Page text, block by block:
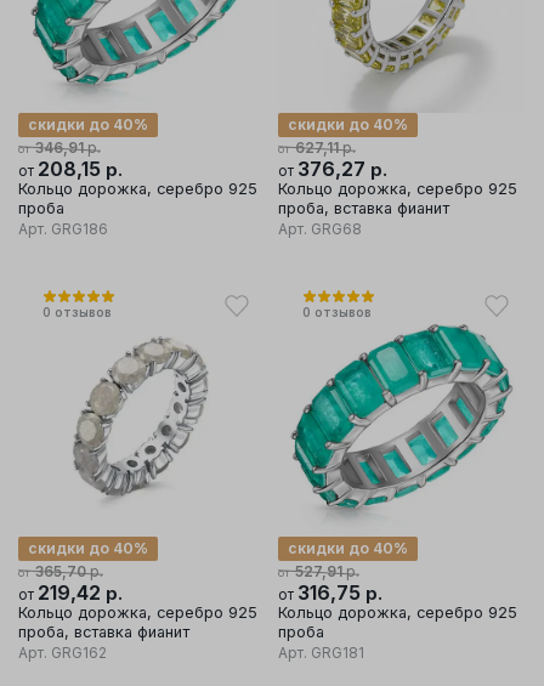
от 346,91р.
скидки до 40%
от 208,15 р.
Кольцо дорожка, серебро 925
проба
Арт. GRG186
от 627,11р.
скидки до 40%
от 376,27 р.
Кольцо дорожка, серебро 925
проба, вставка фианит
Арт. GRG68
0 отзывов
от 365,70р.
скидки до 40%
от 219,42 р.
Кольцо дорожка, серебро 925
проба, вставка фианит
Арт. GRG162
0 отзывов
от 527,91р.
скидки до 40%
от 316,75 р.
Кольцо дорожка, серебро 925
проба
Арт. GRG181